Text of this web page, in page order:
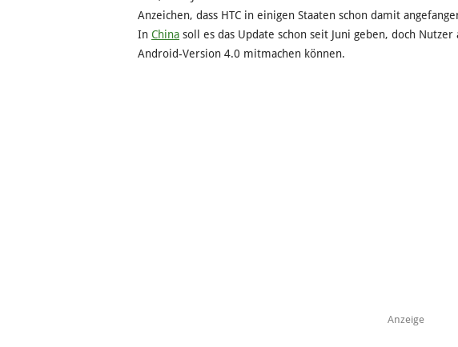
Anzeichen, dass HTC in einigen Staaten schon damit
In China soll es das Update schon seit Juni geben, doch
Android-Version 4.0 mitmachen können.
Anzeige